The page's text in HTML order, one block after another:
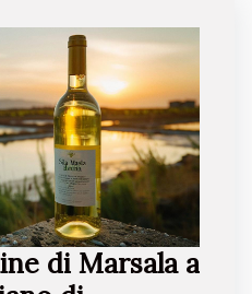
di Marsala a